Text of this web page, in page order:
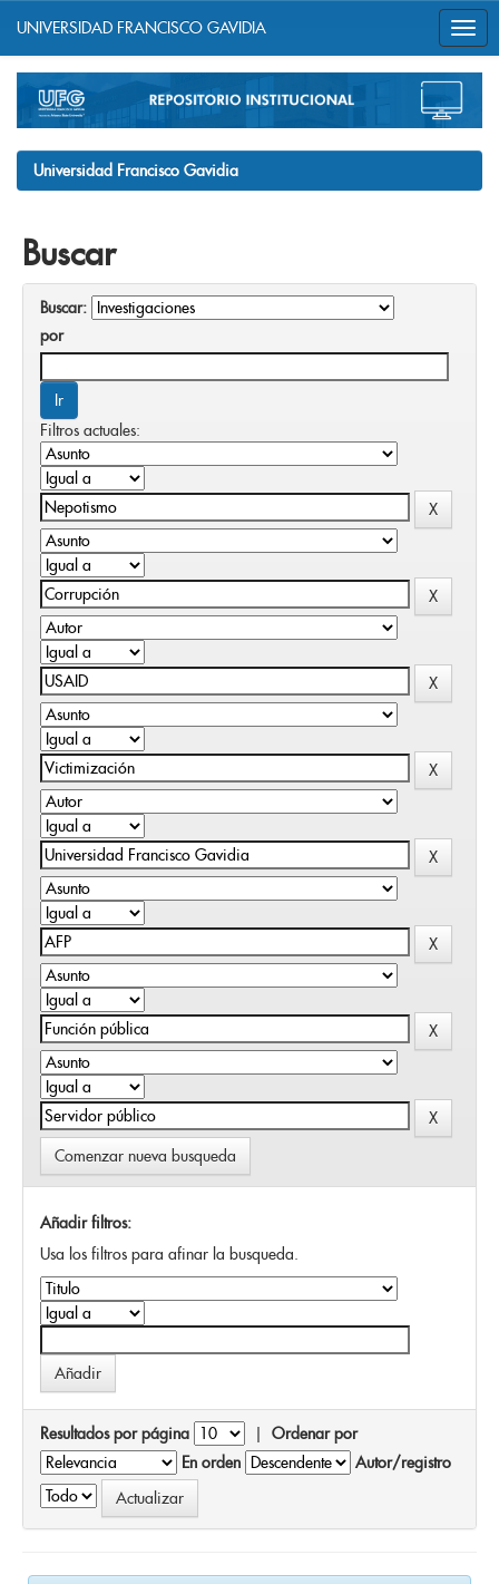
navigation
UNIVERSIDAD FRANCISCO GAVIDIA
Universidad Francisco Gavidia
Buscar
Buscar:
por
Filtros actuales:
Comenzar nueva busqueda
Añadir filtros:
Usa los filtros para afinar la busqueda.
Resultados por página | Ordenar por
En orden
Autor/registro